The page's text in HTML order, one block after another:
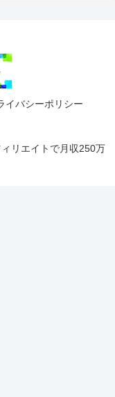
イバシーポリシー
リエイトで月収250万